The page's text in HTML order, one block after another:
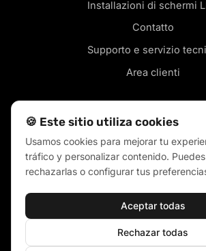
Installazioni di schermi
Contatto
Supporto e servizio
Area clienti
Schermi LED nella tua
Blog
Politica dei cookie
Politiche sulla privacy
🍪 Este sitio utiliza cookies
Usamos cookies para mejorar tu
tráfico y personalizar contenido.
rechazarlas o configurar tus
Aceptar todas
Rechazar todas